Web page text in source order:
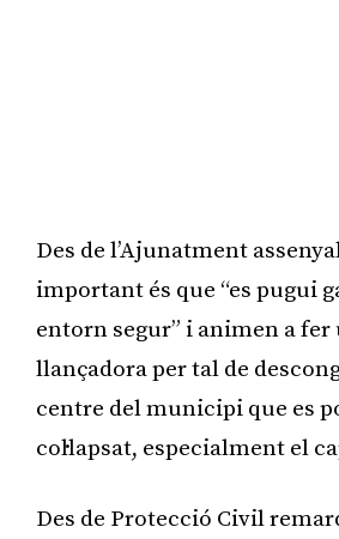
Des de l’Ajunatment
important és que “es pugui
entorn segur” i animen a fer
llançadora per tal de
centre del municipi que es
col·lapsat, especialment el
Des de Protecció Civil